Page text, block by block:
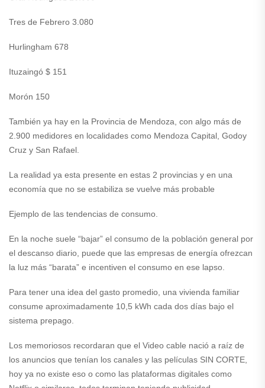
Tres de Febrero 3.080
Hurlingham 678
Ituzaingó $ 151
Morón 150
También ya hay en la Provincia de Mendoza, con algo más de
2.900 medidores en localidades como Mendoza Capital, Godoy
Cruz y San Rafael.
La realidad ya esta presente en estas 2 provincias y en una
economía que no se estabiliza se vuelve más probable
Ejemplo de las tendencias de consumo.
En la noche suele “bajar” el consumo de la población general por
el descanso diario, puede que las empresas de energía ofrezcan
la luz más “barata” e incentiven el consumo en ese lapso.
Para tener una idea del gasto promedio, una vivienda familiar
consume aproximadamente 10,5 kWh cada dos días bajo el
sistema prepago.
Los memoriosos recordaran que el Video cable nació a raíz de
los anuncios que tenían los canales y las películas SIN CORTE,
hoy ya no existe eso o como las plataformas digitales como